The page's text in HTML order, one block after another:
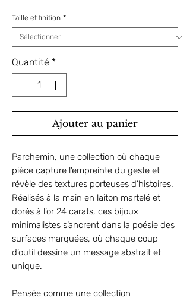
Taille et finition *
Quantité *
Ajouter au panier
Parchemin, une collection où chaque
pièce capture l’empreinte du geste et
révèle des textures porteuses d’histoires.
Réalisés à la main en laiton martelé et
dorés à l’or 24 carats, ces bijoux
minimalistes s’ancrent dans la poésie des
surfaces marquées, où chaque coup
d’outil dessine un message abstrait et
unique.
Pensée comme une collection